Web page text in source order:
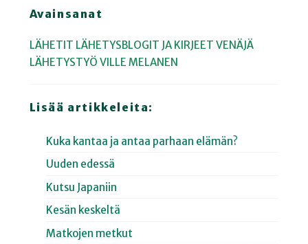
Avainsanat
LÄHETIT LÄHETYSBLOGIT JA KIRJEET VENÄJÄ
LÄHETYSTYÖ VILLE MELANEN
Lisää artikkeleita:
Kuka kantaa ja antaa parhaan elämän?
Uuden edessä
Kutsu Japaniin
Kesän keskeltä
Matkojen metkut